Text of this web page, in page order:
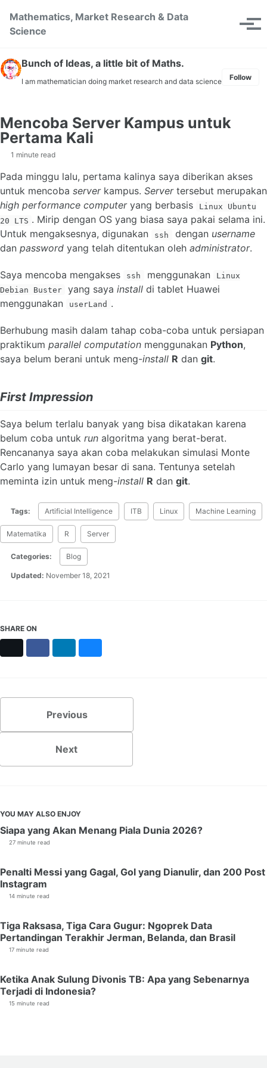
Mathematics, Market Research & Data
Science
Toggle
Bunch of Ideas, a little bit of Maths.
I am mathematician doing market research and data science Follow
Mencoba Server Kampus untuk
Pertama Kali
1 minute read
Pada minggu lalu, pertama kalinya saya diberikan akses
untuk mencoba serverkampus. Servertersebut merupakan
high performance computeryang berbasis
Linux Ubuntu
20 LTS . Mirip dengan OS yang biasa saya pakai selama ini.
Untuk mengaksesnya, digunakan
ssh dengan username
dan password yang telah ditentukan oleh administrator.
Saya mencoba mengakses ssh menggunakan
Linux
Debian Buster
yang sayainstall di tablet Huawei
menggunakan
userLand .
Berhubung masih dalam tahap coba-coba untuk persiapan
praktikum parallel computation menggunakan Python,
saya belum berani untuk meng-install R dan git.
First Impression
Saya belum terlalu banyak yang bisa dikatakan karena
belum coba untuk run algoritma yang berat-berat.
Rencananya saya akan coba melakukan simulasi Monte
Carlo yang lumayan besar di sana. Tentunya setelah
meminta izin untuk meng-install R dan git.
Tags: Artificial Intelligence ITB Linux Machine Learning
Matematika R Server
Categories: Blog
Updated: November 18, 2021
SHARE ON
Previous
Next
YOU MAY ALSO ENJOY
Siapa yang Akan Menang Piala Dunia 2026?
27 minute read
Penalti Messi yang Gagal, Gol yang Dianulir, dan 200 Post
Instagram
14 minute read
Tiga Raksasa, Tiga Cara Gugur: Ngoprek Data
Pertandingan Terakhir Jerman, Belanda, dan Brasil
17 minute read
Ketika Anak Sulung Divonis TB: Apa yang Sebenarnya
Terjadi di Indonesia?
15 minute read